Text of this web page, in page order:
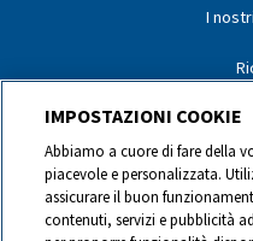
I
I
I
IMPOSTAZIONI COOKIE
Abbiamo a cuore di fare della
piacevole e personalizzata.
assicurare il buon
contenuti, servizi e pubblicità